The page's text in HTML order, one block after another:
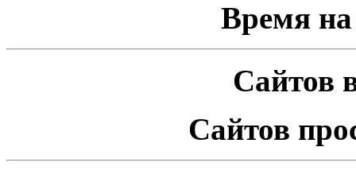
Время на
Сайтов
Сайтов